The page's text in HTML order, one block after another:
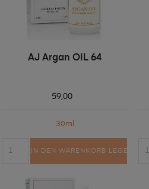
AJ Argan OIL 64
59,00
30ml
IN DEN WARENKORB LEGEN